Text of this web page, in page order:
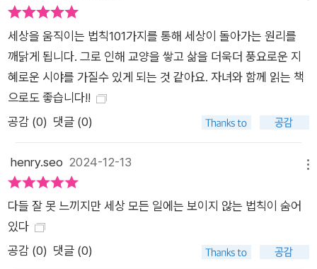
세상을 움직이는 법칙101가지를 통해 세상이 돌아가는 원리를
깨닭게 됩니다. 그로 인해 교양을 쌓고 삶을 더욱더 풍요로운 지
혜로운 시야를 가질수 있게 되는 것 같아요. 자녀와 함께 읽는 책
으로도 좋습니다!!
공감 (0) 댓글 (0)
henry.seo 2024-12-13
다들 잘 못 느끼지만 세상 모든 일에는 보이지 않는 법칙이 숨어
있다
공감 (0) 댓글 (0)